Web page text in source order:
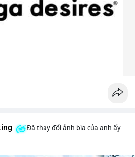
Đã thay đổi ảnh bìa của anh ấy